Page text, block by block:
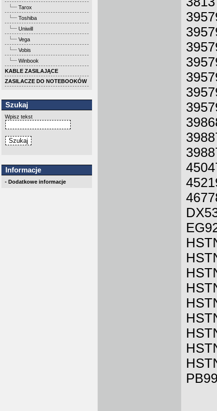
Tarox
Toshiba
Uniwill
Vega
Vobis
Winbook
KABLE ZASILAJĄCE
ZASILACZE DO NOTEBOOKÓW
Szukaj
Wpisz tekst
Informacje
- Dodatkowe informacje